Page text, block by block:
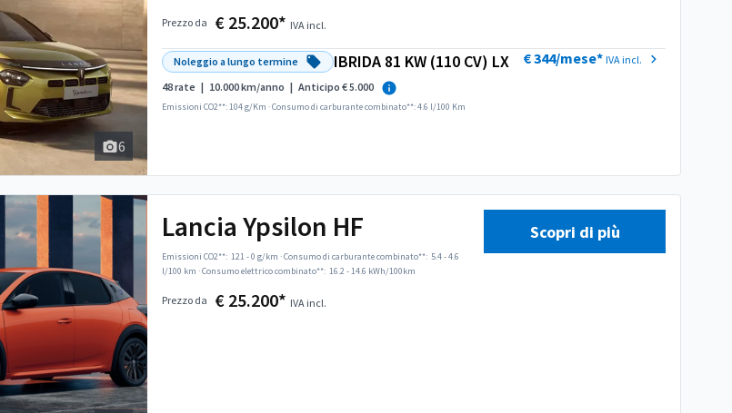
6
Prezzo da € 25.200* IVA incl.
Noleggio a lungo termine IBRIDA 81 KW (110 CV) LX
48 rate | 10.000 km/anno | Anticipo € 5.000
Emissioni CO2**: 104 g/Km ·Consumo di carburante combinato**: 4.6 l/100 Km
€ 344/mese* IVA incl.
Lancia Ypsilon HF
Emissioni CO2**: 121 - 0 g/km ·Consumo di carburante combinato**: 5.4 - 4.6
l/100 km ·Consumo elettrico combinato**: 16.2 - 14.6 kWh/100km
Prezzo da € 25.200* IVA incl.
Scopri di più